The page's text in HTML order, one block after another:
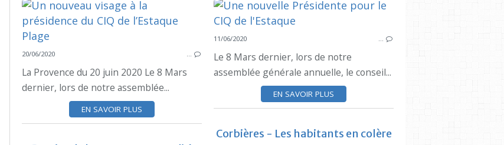
CIQ ESTAQUE
20/06/2020 …
La Provence du 20 juin 2020 Le 8 Mars
dernier, lors de notre assemblée...
EN SAVOIR PLUS
11/06/2020 …
Le 8 Mars dernier, lors de notre
assemblée générale annuelle, le conseil...
EN SAVOIR PLUS
Corbières - Les habitants en colère